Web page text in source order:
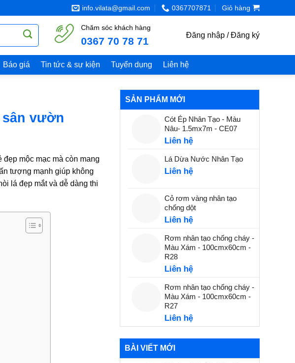
info.vilata@gmail.com 0367707871 Giỏ hàng
Chăm sóc khách hàng
0367 70 78 71 Đăng nhập / Đăng ký
Báo giá Tin tức & sự kiện Tuyển dụng Liên hệ
vườn
mộc mạc mà còn mang
tượng mạnh giúp không
lá đẹp mắt và dễ dàng thi
SẢN PHẨM MỚI
Cót Ép Nhân Tạo - Màu
Nâu- 1.5mx7m - CE07
Liên hệ
Lá Dừa Nước Nhân Tạo
Liên hệ
Cỏ rơm vàng nhân tạo
chống dột
Liên hệ
Rơm nhân tạo chống cháy -
Màu Xám - 100cmx60cm -
R28
Liên hệ
Rơm nhân tạo chống cháy -
Màu Xám - 100cmx60cm -
R27
Liên hệ
BÀI VIẾT MỚI